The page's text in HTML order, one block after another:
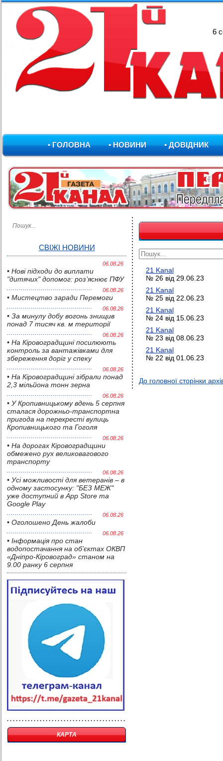
6
• ГОЛОВНА • НОВИНИ • ДОВІДНИК
СВІЖІ НОВИНИ
06.08.26
• Нові підходи до виплати
"дитячих" допомог: роз’яснює ПФУ
06.08.26
• Мистецтво заради Перемоги
06.08.26
• За минулу добу вогонь знищив
понад 7 тисяч кв. м території
06.08.26
• На Кіровоградщині посилюють
контроль за вантажівками для
збереження доріг у спеку
06.08.26
• На Кіровоградщині зібрали понад
2,3 мільйона тонн зерна
06.08.26
• У Кропивницькому вдень 5 серпня
сталася дорожньо-транспортна
пригода на перехресті вулиць
Кропивницького та Гоголя
06.08.26
• На дорогах Кіровоградщини
обмежено рух великовагового
транспорту
06.08.26
• Усі можливості для ветеранів – в
одному застосунку: "БЕЗ МЕЖ"
уже доступний в App Store та
Google Play
06.08.26
• Оголошено День жалоби
06.08.26
• Інформація про стан
водопостачання на об’єктах ОКВП
«Дніпро-Кіровоград» станом на
9.00 ранку 6 серпня
КАРТА
21 Kanal
№ 26 від 29.06.23
21 Kanal
№ 25 від 22.06.23
21 Kanal
№ 24 від 15.06.23
21 Kanal
№ 23 від 08.06.23
21 Kanal
№ 22 від 01.06.23
До головної сторінки